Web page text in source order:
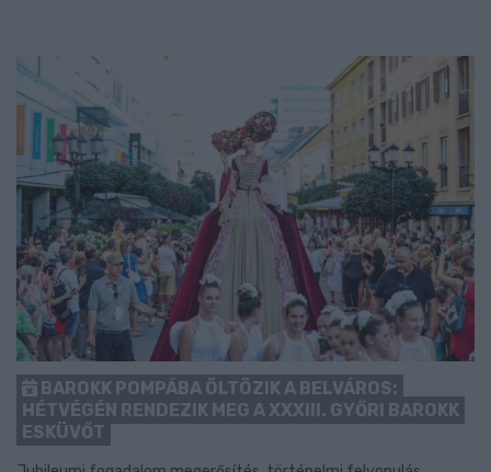
BAROKK POMPÁBA ÖLTÖZIK A BELVÁROS:
HÉTVÉGÉN RENDEZIK MEG A XXXIII. GYŐRI BAROKK
ESKÜVŐT